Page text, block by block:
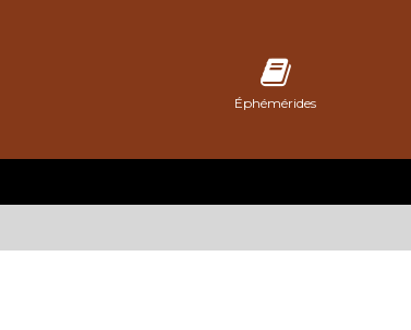
Éphémérides